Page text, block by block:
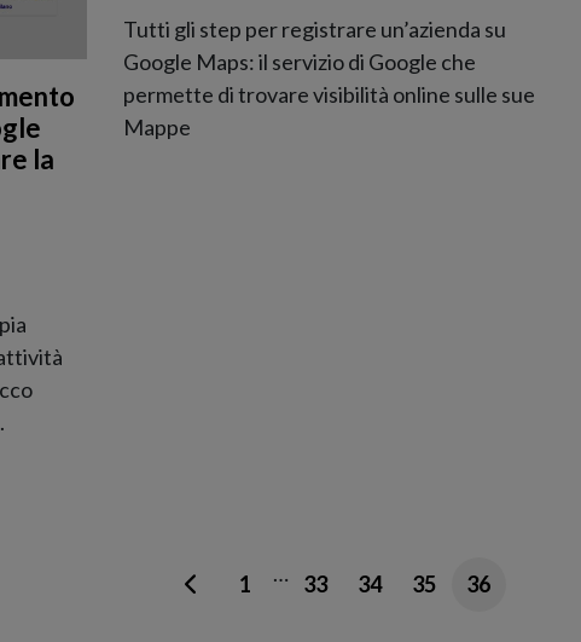
la
Tutti gli step per registrare un’azienda su
Google Maps: il servizio di Google che
permette di trovare visibilità online sulle sue
Mappe
1 … 33 34 35 36